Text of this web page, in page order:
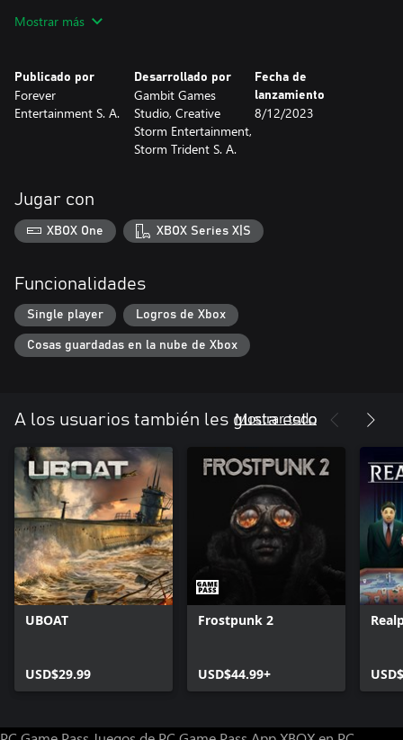
para poder sobrevivir.
puedas para sobrevivir al ataque enemigo. Asegúrate de que
cualquier enemigo que se atreva a atacarte acabe en las
profundidades del Pacífico.
Utiliza la información recopilada durante las misiones de
grandes operaciones. Apunta a las bases terrestres enemigas e
incluso a su flota. Identifica a los adversarios antes de elegir las
órdenes de ataque y decidir la secuencia de objetivos y
maniobras.
¿Arriesgarás todas las vidas en la nave para salvar a quien lo
el tiempo? ¡Pase lo que pase, serán necesarios algunos sacrificios
y la única redención posible es a través de la victoria!
Mostrar más
Publicado por
Forever
Entertainment S. A.
Desarrollado por
Gambit Games
Studio, Creative
Storm Entertainment,
Storm Trident S. A.
Fecha de
lanzamiento
8/12/2023
Jugar con
XBOX One XBOX Series X|S
Funcionalidades
Single player Logros de Xbox
Cosas guardadas en la nube de Xbox
A los usuarios también les gusta esto
Mostrar todo
UBOAT
USD$29.99
Frostpunk 2
USD$44.99+